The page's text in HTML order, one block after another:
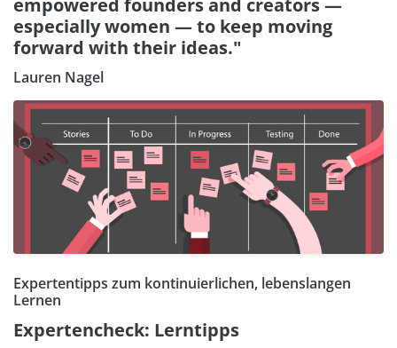
especially women — to keep moving
forward with their ideas."
Lauren Nagel
Expertentipps zum kontinuierlichen, lebenslangen
Lernen
Expertencheck: Lerntipps